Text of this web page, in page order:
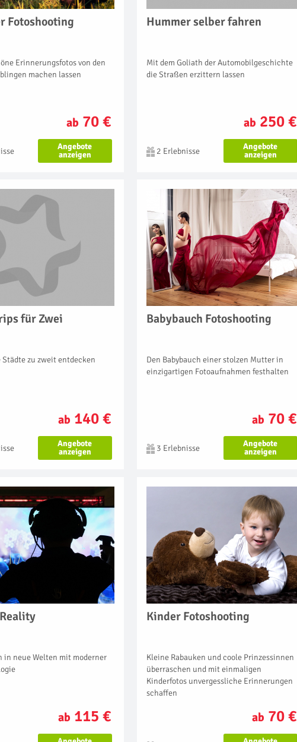
Fotoshooting
Erinnerungsfotos von den
machen lassen
ab 70 €
Angebote
anzeigen
Hummer selber fahren
Mit dem Goliath der Automobilgeschichte
die Straßen erzittern lassen
ab 250 €
2 Erlebnisse
Angebote
anzeigen
für Zwei
Städte zu zweit entdecken
ab 140 €
Angebote
anzeigen
Babybauch Fotoshooting
Den Babybauch einer stolzen Mutter in
einzigartigen Fotoaufnahmen festhalten
ab 70 €
3 Erlebnisse
Angebote
anzeigen
in neue Welten mit moderner
ab 115 €
Kinder Fotoshooting
Kleine Rabauken und coole Prinzessinnen
überraschen und mit einmaligen
Kinderfotos unvergessliche Erinnerungen
schaffen
ab 70 €